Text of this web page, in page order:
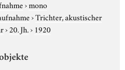
›mono
›Trichter, akustischer
›20. Jh.› 1920